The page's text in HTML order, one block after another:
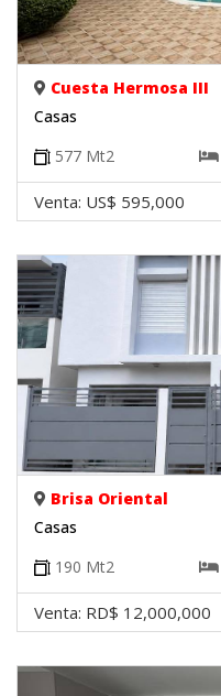
Cuesta Hermosa III
Casas
577 Mt2
Venta: US$ 595,000
Brisa Oriental
Casas
190 Mt2
Venta: RD$ 12,000,000